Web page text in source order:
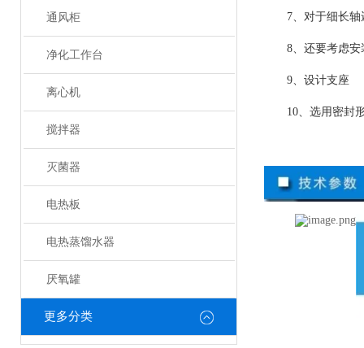
通风柜
净化工作台
离心机
搅拌器
灭菌器
电热板
电热蒸馏水器
厌氧罐
更多分类
7、对于细长
8、还要考虑
9、设计支座
10、选用密封